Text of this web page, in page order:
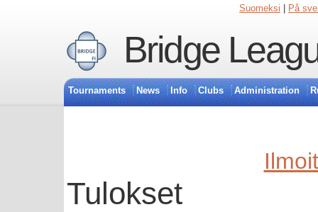
Suomeksi På
Bridge
Tournaments News Info Clubs Administration
Tulokset